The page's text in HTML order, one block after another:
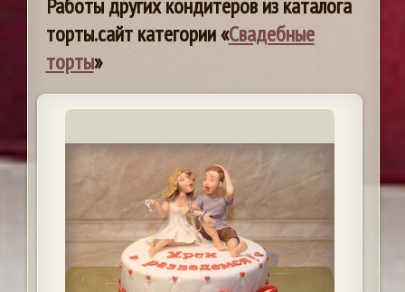
Работы других кондитеров из каталога
торты.сайт категории «Свадебные
торты»